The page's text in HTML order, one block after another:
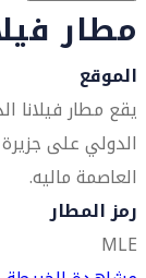
مطار
الموقع
يقع مطار فيلانا
الدولي على
العاصمة ماليه.
رمز المطار
MLE